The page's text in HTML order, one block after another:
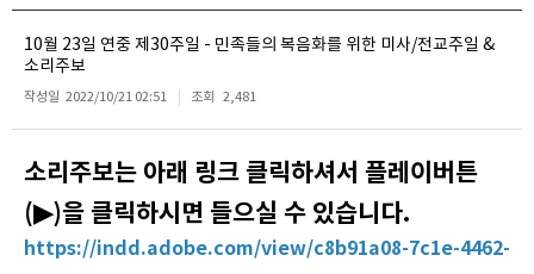
10월 23일 연중 제30주일 - 민족들의 복음화를 위한 미사/전교주일 &
소리주보
작성일 2022/10/21 02:51 조회 2,481
소리주보는 아래 링크 클릭하셔서 플레이버튼
(▶)을 클릭하시면 들으실 수 있습니다.
https://indd.adobe.com/view/c8b91a08-7c1e-4462-